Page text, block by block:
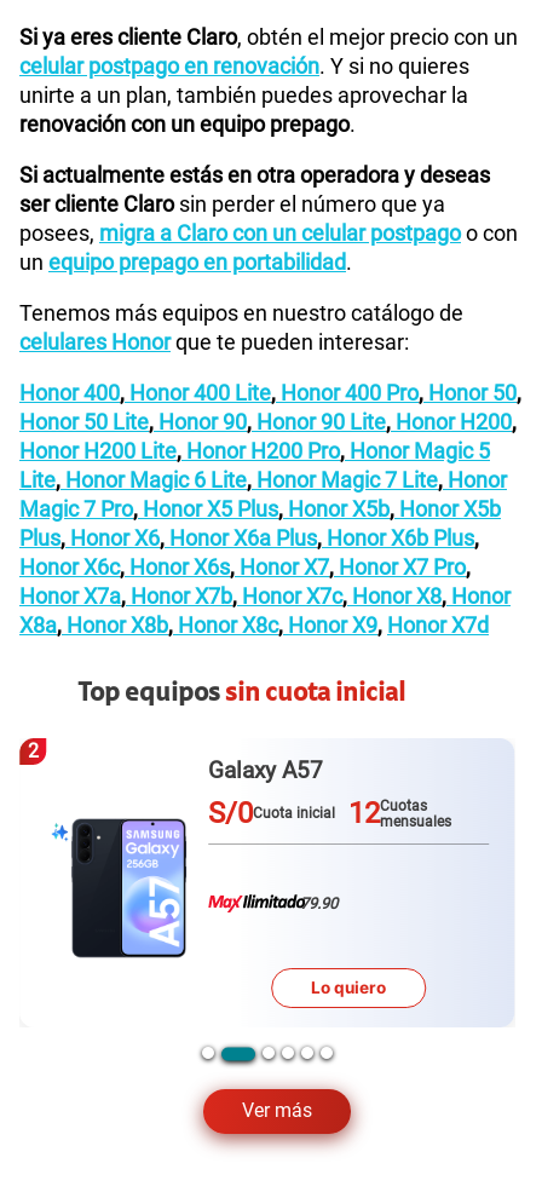
Si ya eres cliente Claro, obtén el mejor precio con un
celular postpago en renovación. Y si no quieres
unirte a un plan, también puedes aprovechar la
renovación con un equipo prepago.
Si actualmente estás en otra operadora y deseas
ser cliente Clarosin perder el número que ya
posees, migra a Claro con un celular postpagoo con
un equipo prepago en portabilidad.
Tenemos más equipos en nuestro catálogo de
celulares Honorque te pueden interesar:
Honor 400, Honor 400 Lite, Honor 400 Pro, Honor 50,
Honor 50 Lite, Honor 90, Honor 90 Lite, Honor H200,
Honor H200 Lite, Honor H200 Pro, Honor Magic 5
Lite, Honor Magic 6 Lite, Honor Magic 7 Lite, Honor
Magic 7 Pro, Honor X5 Plus, Honor X5b, Honor X5b
Plus, Honor X6, Honor X6a Plus, Honor X6b Plus,
Honor X6c, Honor X6s, Honor X7, Honor X7 Pro,
Honor X7a, Honor X7b, Honor X7c, Honor X8, Honor
X8a, Honor X8b, Honor X8c, Honor X9, Honor X7d
Top equipossin cuota inicial
Ver más
3
Redmi Note 15 pro plus
S/0Cuota inicial12Cuotas
mensuales
79.90
Lo quiero